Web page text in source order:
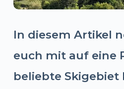
In diesem Artikel
euch mit auf eine
beliebte Skigebiet